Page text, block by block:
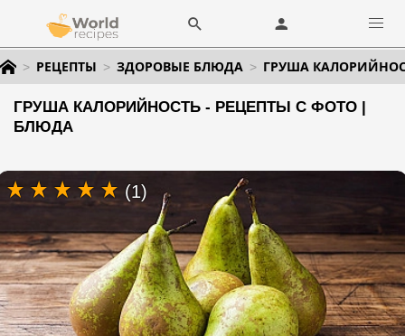
РЕЦЕПТЫ ЗДОРОВЫЕ БЛЮДА ГРУША
ГРУША КАЛОРИЙНОСТЬ - РЕЦЕПТЫ С ФОТО |
БЛЮДА
(1)